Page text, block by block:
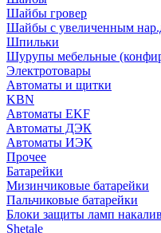
Шайбы гровер
Шайбы с увеличенным
Шпильки
Шурупы мебельные
Электротовары
Автоматы и щитки
KBN
Автоматы EKF
Автоматы ДЭК
Автоматы ИЭК
Прочее
Батарейки
Мизинчиковые батарейки
Пальчиковые батарейки
Блоки защиты ламп
Shetale